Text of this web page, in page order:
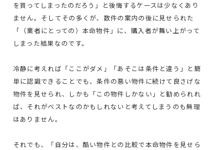
を買ってしまったのだろう」と後悔するケースは少なくあり
ません。そしてその多くが、数件の案内の後に見せられた
「（業者にとっての）本命物件」に、購入者が舞い上がって
しまった結果なのです。
冷静に考えれば「ここがダメ」「あそこは条件と違う」と簡
単に認識できることでも、条件の悪い物件に続けて良さげな
物件を見せられ、しかも「この物件しかない」と勧められれ
ば、それがベストなのかもしれないと考えてしまうのも無理
はありません。
それでも、「自分は、酷い物件との比較で本命物件を見せら